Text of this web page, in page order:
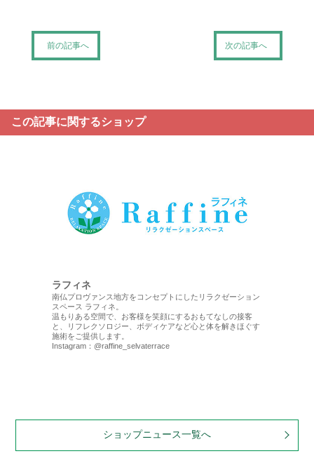
前の記事へ 次の記事へ
この記事に関するショップ
ラフィネ
南仏プロヴァンス地方をコンセプトにしたリラクゼーション
スペース ラフィネ。
温もりある空間で、お客様を笑顔にするおもてなしの接客
と、リフレクソロジー、ボディケアなど心と体を解きほぐす
施術をご提供します。
Instagram： @raffine_selvaterrace
ショップニュース一覧へ